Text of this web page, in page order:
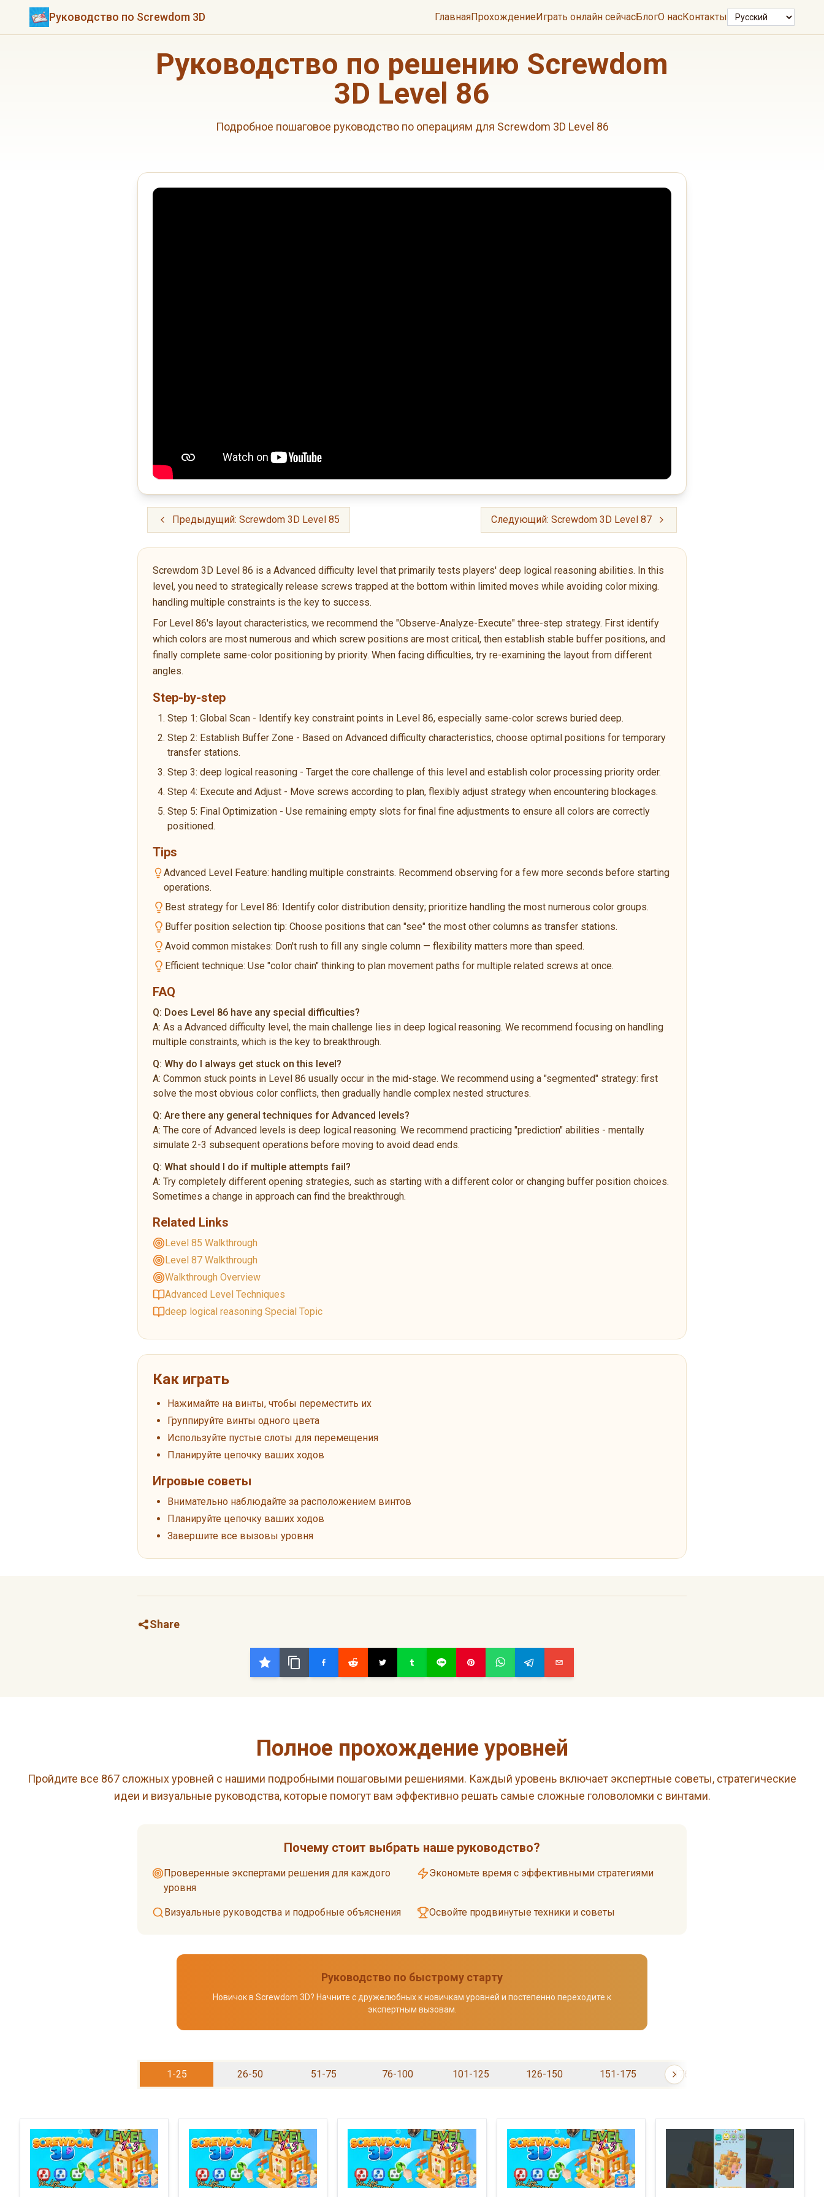
Руководство по Screwdom 3D ГлавнаяПрохождениеИграть онлайн сейчасБлогО насКонтакты Язык
Руководство по решению Screwdom
3D Level 86
Подробное пошаговое руководство по операциям для Screwdom 3D Level 86
Предыдущий: Screwdom 3D Level 85 Следующий: Screwdom 3D Level 87
Screwdom 3D Level 86 is a Advanced difficulty level that primarily tests players' deep logical reasoning abilities. In this
level, you need to strategically release screws trapped at the bottom within limited moves while avoiding color mixing.
handling multiple constraints is the key to success.
For Level 86's layout characteristics, we recommend the "Observe-Analyze-Execute" three-step strategy. First identify
which colors are most numerous and which screw positions are most critical, then establish stable buffer positions, and
finally complete same-color positioning by priority. When facing difficulties, try re-examining the layout from different
angles.
Step-by-step
Step 1: Global Scan - Identify key constraint points in Level 86, especially same-color screws buried deep.
Step 2: Establish Buffer Zone - Based on Advanced difficulty characteristics, choose optimal positions for temporary
transfer stations.
Step 3: deep logical reasoning - Target the core challenge of this level and establish color processing priority order.
Step 4: Execute and Adjust - Move screws according to plan, flexibly adjust strategy when encountering blockages.
Step 5: Final Optimization - Use remaining empty slots for final fine adjustments to ensure all colors are correctly
positioned.
Tips
Advanced Level Feature: handling multiple constraints. Recommend observing for a few more seconds before starting
operations.
Best strategy for Level 86: Identify color distribution density; prioritize handling the most numerous color groups.
Buffer position selection tip: Choose positions that can "see" the most other columns as transfer stations.
Avoid common mistakes: Don't rush to fill any single column — flexibility matters more than speed.
Efficient technique: Use "color chain" thinking to plan movement paths for multiple related screws at once.
FAQ
Q: Does Level 86 have any special difficulties?
A: As a Advanced difficulty level, the main challenge lies in deep logical reasoning. We recommend focusing on handling
multiple constraints, which is the key to breakthrough.
Q: Why do I always get stuck on this level?
A: Common stuck points in Level 86 usually occur in the mid-stage. We recommend using a "segmented" strategy: first
solve the most obvious color conflicts, then gradually handle complex nested structures.
Q: Are there any general techniques for Advanced levels?
A: The core of Advanced levels is deep logical reasoning. We recommend practicing "prediction" abilities - mentally
simulate 2-3 subsequent operations before moving to avoid dead ends.
Q: What should I do if multiple attempts fail?
A: Try completely different opening strategies, such as starting with a different color or changing buffer position choices.
Sometimes a change in approach can find the breakthrough.
Related Links
Level 85 Walkthrough
Level 87 Walkthrough
Walkthrough Overview
Advanced Level Techniques
deep logical reasoning Special Topic
Как играть
Нажимайте на винты, чтобы переместить их
Группируйте винты одного цвета
Используйте пустые слоты для перемещения
Планируйте цепочку ваших ходов
Игровые советы
Внимательно наблюдайте за расположением винтов
Планируйте цепочку ваших ходов
Завершите все вызовы уровня
Share
Полное прохождение уровней
Пройдите все 867 сложных уровней с нашими подробными пошаговыми решениями. Каждый уровень включает экспертные советы, стратегические
идеи и визуальные руководства, которые помогут вам эффективно решать самые сложные головоломки с винтами.
Почему стоит выбрать наше руководство?
Проверенные экспертами решения для каждого
уровня
Экономьте время с эффективными стратегиями
Визуальные руководства и подробные объяснения Освойте продвинутые техники и советы
Руководство по быстрому старту
Новичок в Screwdom 3D? Начните с дружелюбных к новичкам уровней и постепенно переходите к
экспертным вызовам.
1-25 26-50 51-75 76-100 101-125 126-150 151-175 176-200